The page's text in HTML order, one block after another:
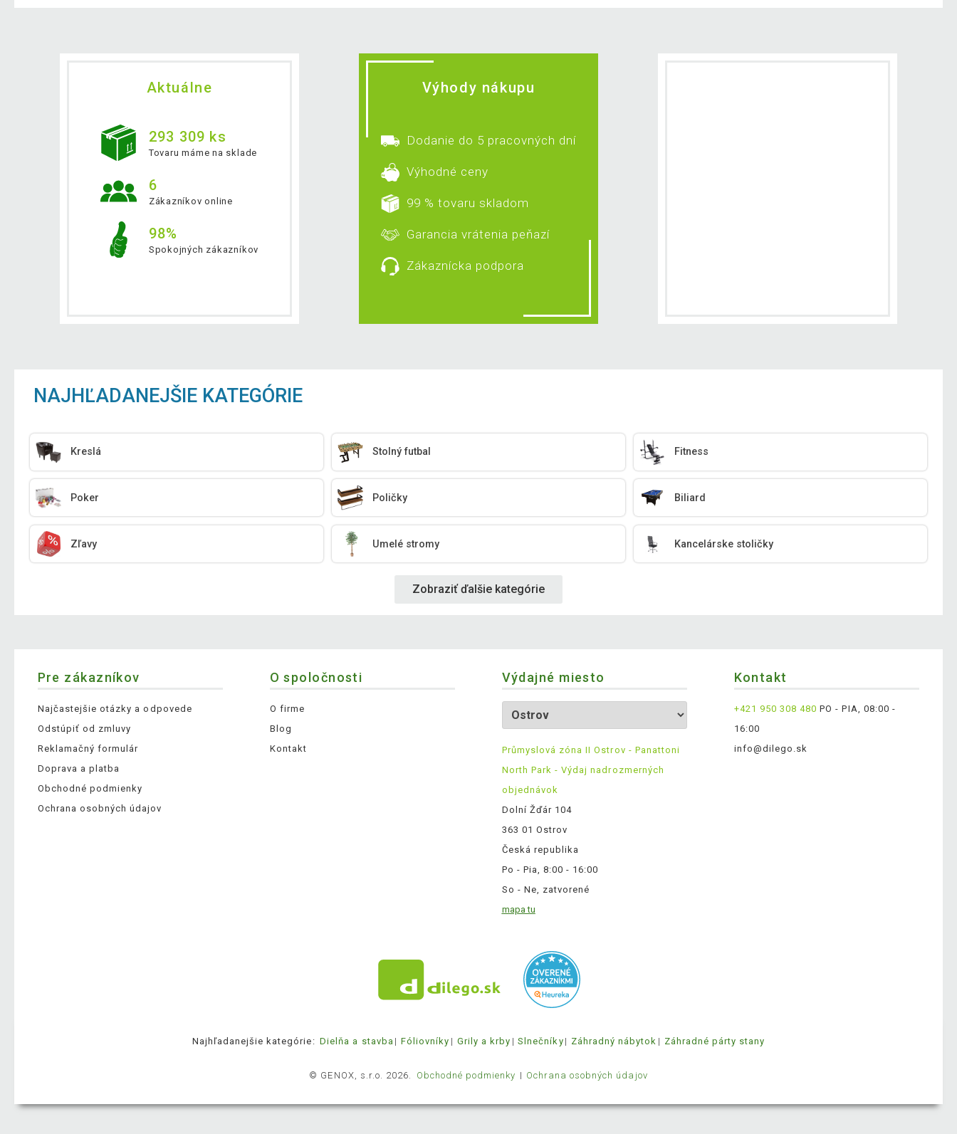
Aktuálne
293 309 ks
Tovaru máme na sklade
6
Zákazníkov online
98%
Spokojných zákazníkov
Výhody nákupu
Dodanie do 5 pracovných dní
Výhodné ceny
99 % tovaru skladom
Garancia vrátenia peňazí
Zákaznícka podpora
NAJHĽADANEJŠIE KATEGÓRIE
Kreslá Stolný futbal Fitness
Poker Poličky Biliard
Zľavy Umelé stromy Kancelárske stoličky
Zobraziť ďalšie kategórie
Pre zákazníkov
Najčastejšie otázky a odpovede
Odstúpiť od zmluvy
Reklamačný formulár
Doprava a platba
Obchodné podmienky
Ochrana osobných údajov
O spoločnosti
O firme
Blog
Kontakt
Výdajné miesto
Průmyslová zóna II Ostrov - Panattoni
North Park - Výdaj nadrozmerných
objednávok
Dolní Žďár 104
363 01 Ostrov
Česká republika
Po - Pia, 8:00 - 16:00
So - Ne, zatvorené
mapa tu
Kontakt
+421 950 308 480 PO - PIA, 08:00 -
16:00
info@dilego.sk
Najhľadanejšie kategórie: Dielňa a stavba Fóliovníky Grily a krby Slnečníky Záhradný nábytok Záhradné párty stany
© GENOX, s.r.o. 2026. Obchodné podmienky Ochrana osobných údajov